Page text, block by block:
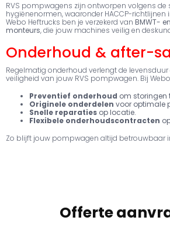
RVS pompwagens zijn ontworpen volgens de
hygiënenormen, waaronder HACCP-richtlijnen
Webo Heftrucks ben je verzekerd van BMWT-
monteurs, die jouw machines veilig en
Onderhoud & after-
Regelmatig onderhoud verlengt de
veiligheid van jouw RVS pompwagen. Bij
Preventief onderhoud om storingen
Originele onderdelen voor optimale
Snelle reparaties op locatie.
Flexibele onderhoudscontracten
Zo blijft jouw pompwagen altijd betrouwbaar
Offerte